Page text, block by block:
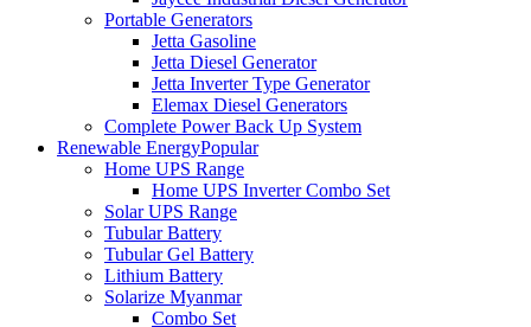
Portable Generators
Jetta Gasoline
Jetta Diesel Generator
Jetta Inverter Type Generator
Elemax Diesel Generators
Complete Power Back Up System
Renewable EnergyPopular
Home UPS Range
Home UPS Inverter Combo Set
Solar UPS Range
Tubular Battery
Tubular Gel Battery
Lithium Battery
Solarize Myanmar
Combo Set